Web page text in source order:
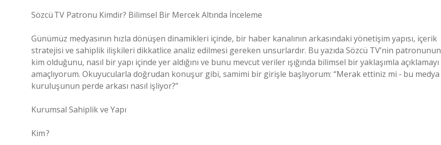
Sözcü TV Patronu Kimdir? Bilimsel Bir Mercek Altında İnceleme
Günümüz medyasının hızla dönüşen dinamikleri içinde, bir haber kanalının arkasındaki yönetişim yapısı, içerik
stratejisi ve sahiplik ilişkileri dikkatlice analiz edilmesi gereken unsurlardır. Bu yazıda Sözcü TV’nin patronunun
kim olduğunu, nasıl bir yapı içinde yer aldığını ve bunu mevcut veriler ışığında bilimsel bir yaklaşımla açıklamayı
amaçlıyorum. Okuyucularla doğrudan konuşur gibi, samimi bir girişle başlıyorum: “Merak ettiniz mi ‑ bu medya
kuruluşunun perde arkası nasıl işliyor?”
Kurumsal Sahiplik ve Yapı
Kim ?